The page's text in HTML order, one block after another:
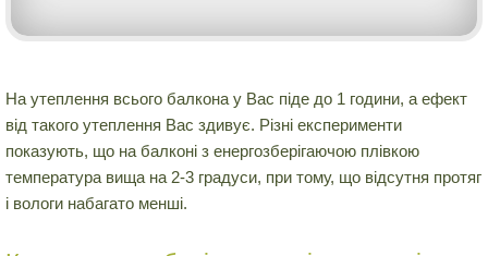
На утеплення всього балкона у Вас піде до 1 години, а ефект
від такого утеплення Вас здивує. Різні експерименти
показують, що на балконі з енергозберігаючою плівкою
температура вища на 2-3 градуси, при тому, що відсутня протяг
і вологи набагато менші.